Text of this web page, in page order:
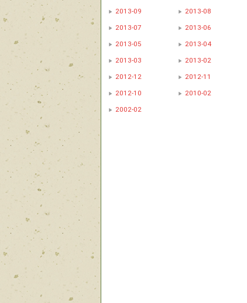
2013-09
2013-08
2013-07
2013-06
2013-05
2013-04
2013-03
2013-02
2012-12
2012-11
2012-10
2010-02
2002-02